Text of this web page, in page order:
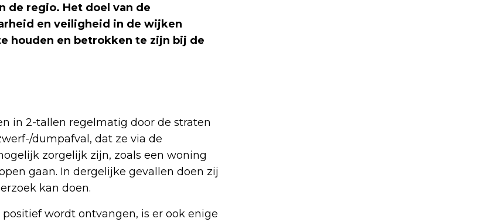
de regio. Het doel van de
en veiligheid in de wijken
houden en betrokken te zijn bij de
in 2-tallen regelmatig door de straten
dumpafval, dat ze via de
zorgelijk zijn, zoals een woning
gaan. In dergelijke gevallen doen zij
kan doen.
wordt ontvangen, is er ook enige